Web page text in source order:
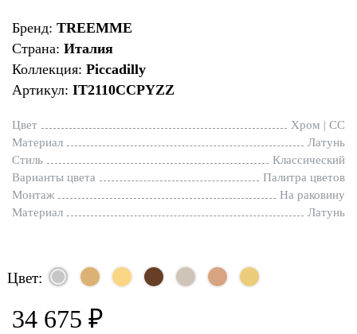
Бренд: TREEMME
Страна: Италия
Коллекция: Piccadilly
Артикул: IT2110CCPYZZ
Цвет
Хром | CC
Материал
Латунь
Стиль
Классический
Варианты цвета
Палитра цветов
Монтаж
На раковину
Материал
Латунь
Цвет:
34 675 ₽